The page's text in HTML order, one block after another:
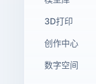
3D打印
创作中心
数字空间